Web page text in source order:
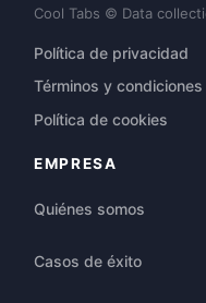
Cool Tabs © Data
Política de privacidad
Términos y condiciones
Política de cookies
EMPRESA
Quiénes somos
Casos de éxito